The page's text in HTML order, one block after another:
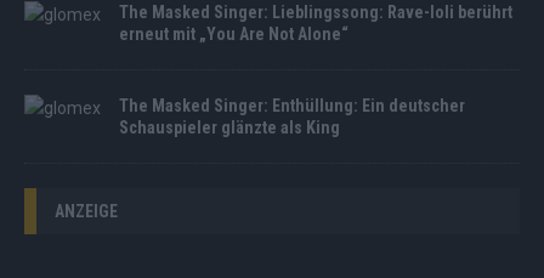
The Masked Singer: Lieblingssong: Rave-Ioli berührt
erneut mit „You Are Not Alone“
The Masked Singer: Enthüllung: Ein deutscher
Schauspieler glänzte als King
ANZEIGE